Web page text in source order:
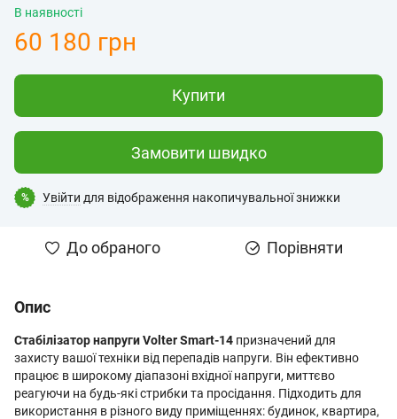
В наявності
60 180 грн
Купити
Замовити швидко
% Увійти для відображення накопичувальної знижки
До обраного Порівняти
Опис
Стабілізатор напруги Volter Smart-14 призначений для
захисту вашої техніки від перепадів напруги. Він ефективно
працює в широкому діапазоні вхідної напруги, миттєво
реагуючи на будь-які стрибки та просідання. Підходить для
використання в різного виду приміщеннях: будинок, квартира,